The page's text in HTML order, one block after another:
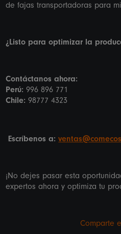
de fajas transportadoras para
¿Listo para optimizar la
Contáctanos ahora:
Perú:996 896 771
Chile:98777 4323
Escríbenos a:
¡No dejes pasar esta
expertos ahora y optimiza tu
Comparte